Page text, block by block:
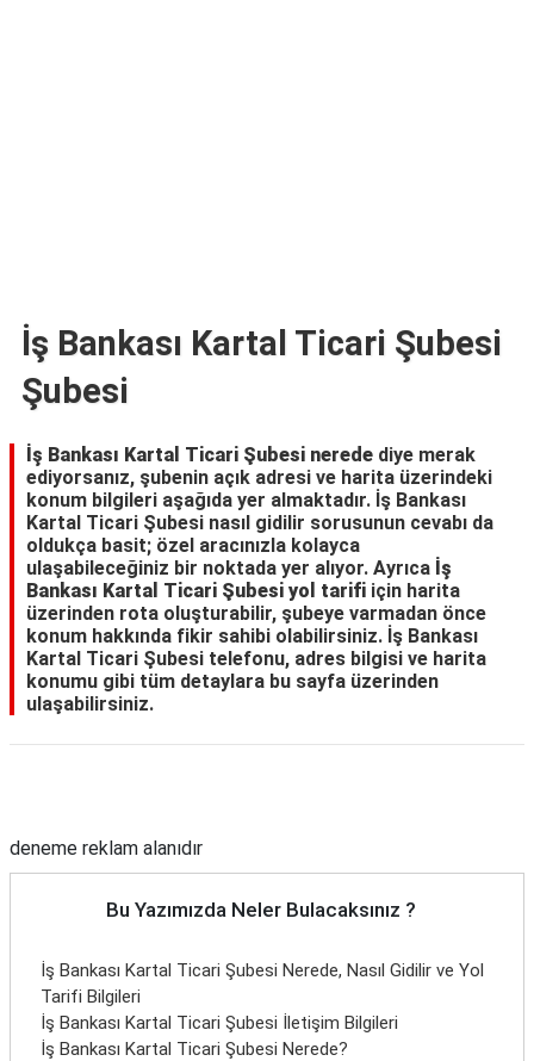
İş Bankası Kartal Ticari Şubesi
Şubesi
İş Bankası Kartal Ticari Şubesi nerede diye merak
ediyorsanız, şubenin açık adresi ve harita üzerindeki
konum bilgileri aşağıda yer almaktadır. İş Bankası
Kartal Ticari Şubesi nasıl gidilir sorusunun cevabı da
oldukça basit; özel aracınızla kolayca
ulaşabileceğiniz bir noktada yer alıyor. Ayrıca İş
Bankası Kartal Ticari Şubesi yol tarifi için harita
üzerinden rota oluşturabilir, şubeye varmadan önce
konum hakkında fikir sahibi olabilirsiniz. İş Bankası
Kartal Ticari Şubesi telefonu, adres bilgisi ve harita
konumu gibi tüm detaylara bu sayfa üzerinden
ulaşabilirsiniz.
deneme reklam alanıdır
Bu Yazımızda Neler Bulacaksınız ?
İş Bankası Kartal Ticari Şubesi Nerede, Nasıl Gidilir ve Yol
Tarifi Bilgileri
İş Bankası Kartal Ticari Şubesi İletişim Bilgileri
İş Bankası Kartal Ticari Şubesi Nerede?